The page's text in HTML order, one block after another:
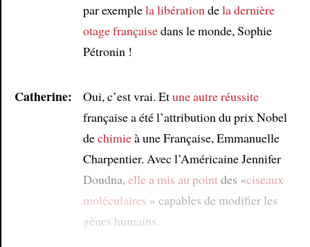
par exemplela libération dela dernière
otage françaisedans le monde, Sophie
Pétronin !
Catherine: Oui, c’est vrai. Etune autre réussite
française a été l’attribution du prix Nobel
dechimieà une Française, Emmanuelle
Charpentier. Avec l’Américaine Jennifer
Doudna, elle a mis au pointdes «ciseaux
moléculaires » capables de modifier les
gènes humains.